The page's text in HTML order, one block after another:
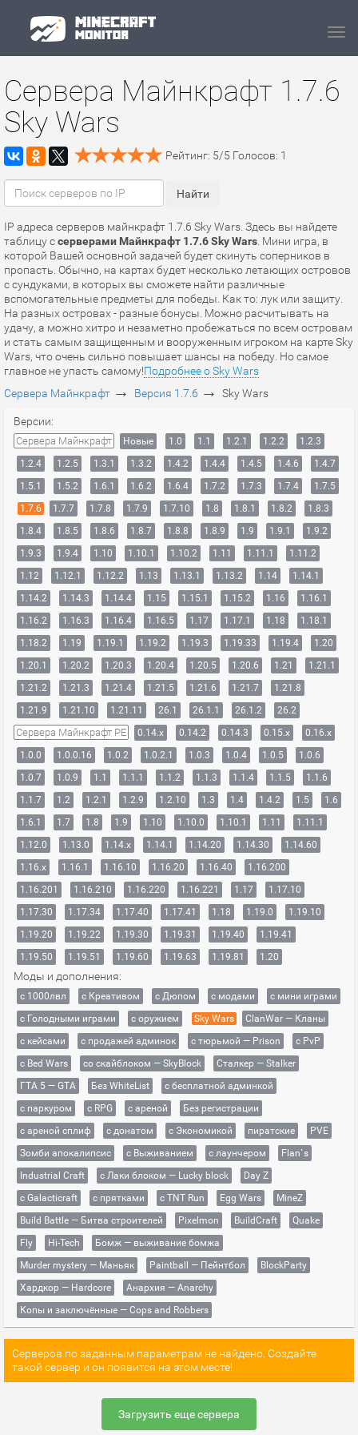
Сервера Майнкрафт 1.7.6
Sky Wars
Рейтинг: 5/5 Голосов: 1
IP адреса серверов майнкрафт 1.7.6 Sky Wars. Здесь вы найдете
таблицу ссерверами Майнкрафт 1.7.6 Sky Wars . Мини игра, в
которой Вашей основной задачей будет скинуть соперников в
пропасть. Обычно, на картах будет несколько летающих островов
с сундуками, в которых вы сможете найти различные
вспомогательные предметы для победы. Как то: лук или защиту.
На разных островах - разные бонусы. Можно расчитывать на
удачу, а можно хитро и незаметно пробежаться по всем островам
и стать самым защищенным и вооруженным игроком на карте Sky
Wars, что очень сильно повышает шансы на победу. Но самое
главное не упасть самому!Подробнее о Sky Wars
Сервера Майнкрафт → Версия 1.7.6 → Sky Wars
Версии:
Сервера Майнкрафт Новые 1.0 1.1 1.2.1 1.2.2
1.2.3
1.2.4
1.2.5 1.3.1 1.3.2 1.4.2 1.4.4 1.4.5 1.4.6
1.4.7
1.5.1
1.5.2 1.6.1 1.6.2 1.6.4 1.7.2 1.7.3 1.7.4
1.7.5
1.7.6
1.7.7 1.7.8 1.7.9 1.7.10 1.8 1.8.1 1.8.2
1.8.3
1.8.4
1.8.5 1.8.6 1.8.7 1.8.8 1.8.9 1.9 1.9.1
1.9.2
1.9.3
1.9.4 1.10 1.10.1 1.10.2 1.11 1.11.1
1.11.2
1.12
1.12.1 1.12.2 1.13 1.13.1 1.13.2 1.14
1.14.1
1.14.2
1.14.3 1.14.4 1.15 1.15.1 1.15.2 1.16
1.16.1
1.16.2
1.16.3 1.16.4 1.16.5 1.17 1.17.1 1.18
1.18.1
1.18.2
1.19 1.19.1 1.19.2 1.19.3 1.19.33 1.19.4
1.20
1.20.1
1.20.2 1.20.3 1.20.4 1.20.5 1.20.6 1.21
1.21.1
1.21.2
1.21.3 1.21.4 1.21.5 1.21.6 1.21.7
1.21.8
1.21.9
1.21.10 1.21.11 26.1 26.1.1 26.1.2 26.2
Сервера Майнкрафт PE 0.14.x 0.14.2 0.14.3 0.15.x
0.16.x
1.0.0
1.0.0.16 1.0.2 1.0.2.1 1.0.3 1.0.4 1.0.5
1.0.6
1.0.7
1.0.9 1.1 1.1.1 1.1.2 1.1.3 1.1.4 1.1.5
1.1.6
1.1.7
1.2 1.2.1 1.2.9 1.2.10 1.3 1.4 1.4.2 1.5
1.6
1.6.1
1.7 1.8 1.9 1.10 1.10.0 1.10.1 1.11
1.11.1
1.12.0
1.13.0 1.14.x 1.14.1 1.14.20 1.14.30
1.14.60
1.16.x
1.16.1 1.16.10 1.16.20 1.16.40
1.16.200
1.16.201
1.16.210 1.16.220 1.16.221 1.17
1.17.10
1.17.30
1.17.34 1.17.40 1.17.41 1.18 1.19.0
1.19.10
1.19.20
1.19.22 1.19.30 1.19.31 1.19.40
1.19.41
1.19.50
1.19.51 1.19.60 1.19.63 1.19.81 1.20
Моды и дополнения:
с 1000лвл c Креативом с Дюпом с модами
с мини играми
с Голодными играми
с оружием Sky Wars
ClanWar — Кланы
с кейсами
с продажей админок с тюрьмой — Prison
с PvP
с Bed Wars
со скайблоком — SkyBlock
Сталкер — Stalker
ГТА 5 — GTA
Без WhiteList
с бесплатной админкой
с паркуром
с RPG с ареной
Без регистрации
с ареной сплиф
с донатом с Экономикой пиратские
PVE
Зомби апокалипсис
с Выживанием с лаунчером
Flan`s
Industrial Craft
с Лаки блоком — Lucky block
Day Z
с Galacticraft
с прятками с TNT Run Egg Wars
MineZ
Build Battle — Битва строителей
Pixelmon BuildCraft
Quake
Fly
Hi-Tech
Бомж — выживание бомжа
Murder mystery — Маньяк
Paintball — Пейнтбол
BlockParty
Хардкор — Hardcore
Анархия — Anarchy
Копы и заключённые — Cops and Robbers
Серверов по заданным параметрам не найдено. Создайте
такой сервер и он появится на этом месте!
Загрузить еще сервера